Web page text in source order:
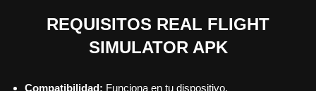
REQUISITOS REAL FLIGHT
SIMULATOR APK
Compatibilidad: Funciona en tu dispositivo.